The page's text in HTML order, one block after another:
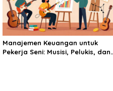
Manajemen Keuangan untuk
Pekerja Seni: Musisi, Pelukis, dan